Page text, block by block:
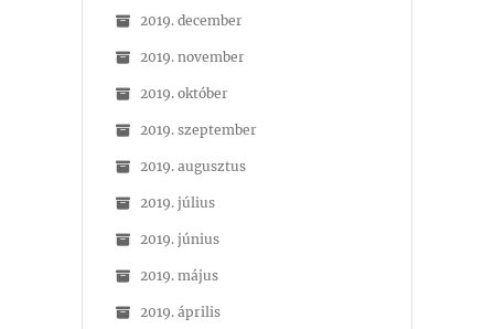
2019. december
2019. november
2019. október
2019. szeptember
2019. augusztus
2019. július
2019. június
2019. május
2019. április